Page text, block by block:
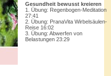
Gesundheit bewusst kreieren
1. Übung: Regenbogen-Meditation
27:41
2. Übung: PranaVita Wirbelsäulen-
Reise 16:02
3. Übung: Abwerfen von
Belastungen 23:29